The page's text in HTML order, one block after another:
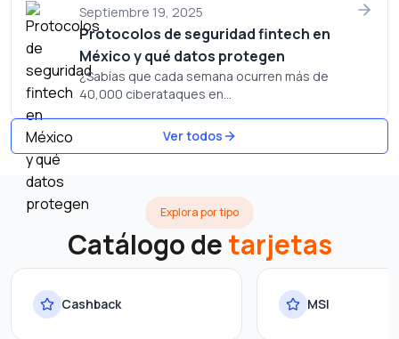
Septiembre 19, 2025
Protocolos de seguridad fintech en
México y qué datos protegen
¿Sabías que cada semana ocurren más de
40,000 ciberataques en...
Ver todos
Explora por tipo
Catálogo detarjetas
Cashback MSI